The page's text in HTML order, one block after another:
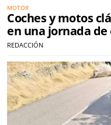
MOTOR
Coches y motos
en una jornada
REDACCIÓN